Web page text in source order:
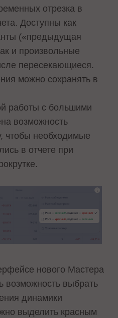
отрезка в
Доступны как
(«предыдущая
и произвольные
пересекающиеся.
можно сохранять в
работы с большими
возможность
чтобы необходимые
в отчете при
нового Мастера
возможность выбрать
динамики
выделить красным